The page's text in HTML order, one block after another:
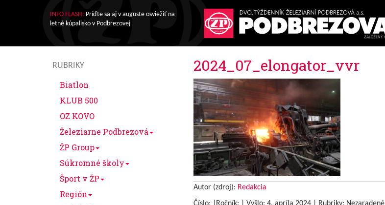
INFO FLASH: Príďte sa aj v auguste osviežiť na
letné kúpalisko v Podbrezovej
RUBRIKY
Biatlon
KLUB 500
OZ KOVO
Železiarne Podbrezová
ŽP Group
Súkromné školy
Šport v ŽP
Región
2024_07_elongator_vvr
Autor (zdroj): Redakcia